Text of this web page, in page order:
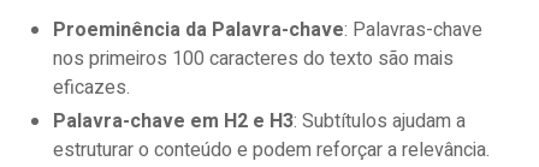
Proeminência da Palavra-chave: Palavras-chave
nos primeiros 100 caracteres do texto são mais
eficazes.
Palavra-chave em H2 e H3: Subtítulos ajudam a
estruturar o conteúdo e podem reforçar a relevância.